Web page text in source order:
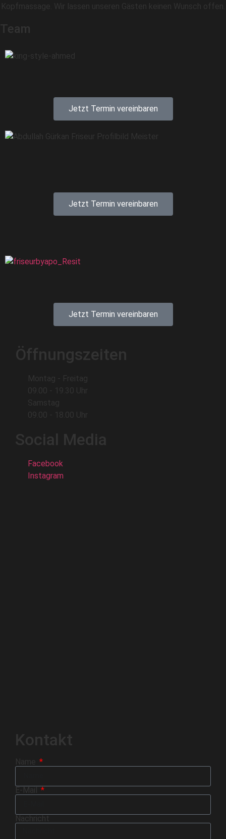
Kopfmassage. Wir lassen unseren Gästen keinen Wunsch offen.
Team
Jetzt Termin vereinbaren
Jetzt Termin vereinbaren
Jetzt Termin vereinbaren
Kontakt
Name
E-Mail
Nachricht
Öffnungszeiten
Montag - Freitag
09.00 - 19.30 Uhr
Samstag
09.00 - 18.00 Uhr
Social Media
Facebook
Instagram